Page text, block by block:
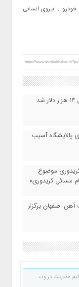
خودرو , نیروی انسانی ,
https://www.kioskekhabar.ir/
پالایشگاه آسیب
موضوع
مسائل کریدوری»
اصفهان برگزار
مدیریت در وب